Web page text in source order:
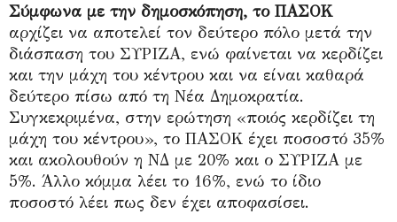
Σύμφωνα με την δημοσκόπηση, το ΠΑΣΟΚ
αρχίζει να αποτελεί τον δεύτερο πόλο μετά την
διάσπαση του ΣΥΡΙΖΑ, ενώ φαίνεται να κερδίζει
και την μάχη του κέντρου και να είναι καθαρά
δεύτερο πίσω από τη Νέα Δημοκρατία.
Συγκεκριμένα, στην ερώτηση «ποιός κερδίζει τη
μάχη του κέντρου», το ΠΑΣΟΚ έχει ποσοστό 35%
και ακολουθούν η ΝΔ με 20% και ο ΣΥΡΙΖΑ με
5%. Άλλο κόμμα λέει το 16%, ενώ το ίδιο
ποσοστό λέει πως δεν έχει αποφασίσει.